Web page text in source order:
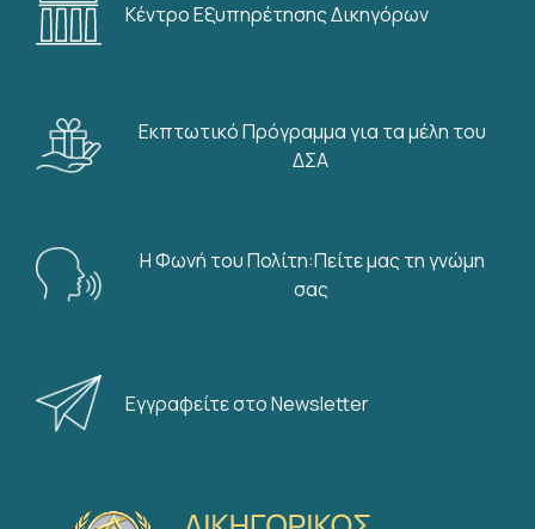
Κέντρο Εξυπηρέτησης Δικηγόρων
Εκπτωτικό Πρόγραμμα για τα μέλη του
ΔΣΑ
Η Φωνή του Πολίτη:Πείτε μας τη γνώμη
σας
Εγγραφείτε στο Newsletter